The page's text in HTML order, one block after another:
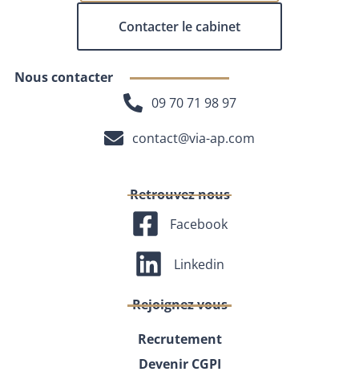
Contacter le cabinet
Nous contacter
09 70 71 98 97
contact@via-ap.com
Retrouvez nous
Facebook
Linkedin
Rejoignez vous
Recrutement
Devenir CGPI